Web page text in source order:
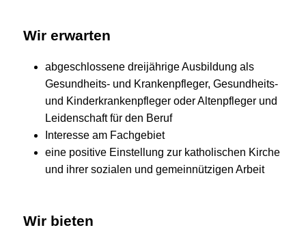
Wir erwarten
abgeschlossene dreijährige Ausbildung als
Gesundheits- und Krankenpfleger, Gesundheits-
und Kinderkrankenpfleger oder Altenpfleger und
Leidenschaft für den Beruf
Interesse am Fachgebiet
eine positive Einstellung zur katholischen Kirche
und ihrer sozialen und gemeinnützigen Arbeit
Wir bieten